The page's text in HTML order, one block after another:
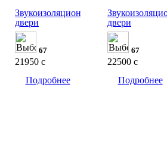
Звукоизоляционные
двери
67
21950 c
Подробнее
двери
67
22500 c
Подробнее